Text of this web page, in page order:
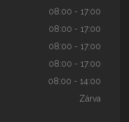
08:00 - 17:00
08:00 - 17:00
08:00 - 17:00
08:00 - 17:00
08:00 - 14:00
Zárva